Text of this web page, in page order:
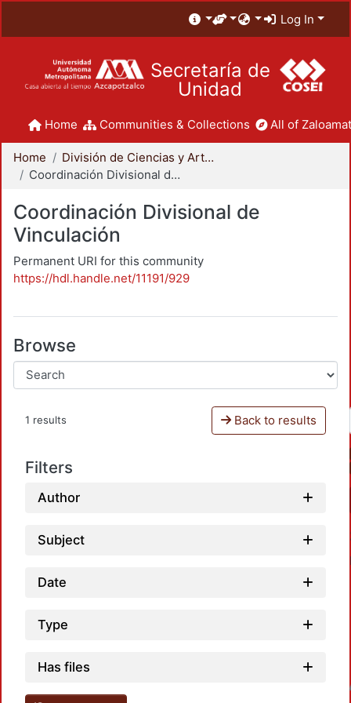
Log In
Secretaría de
Unidad
Home Communities & Collections All of
Home
División de Ciencias y Artes para el Diseño
Coordinación Divisional de Vinculación
Coordinación Divisional de
Vinculación
Permanent URI for this community
https://hdl.handle.net/11191/929
Browse
1 results Back to results
Filters
Author
Subject
Date
Type
Has files